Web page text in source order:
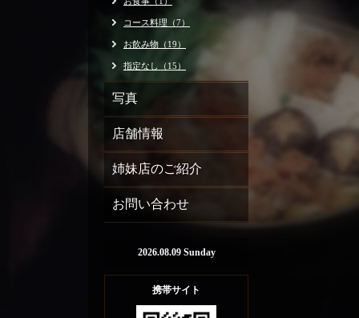
コース料理（7）
お飲み物（19）
指定なし（15）
写真
店舗情報
姉妹店のご紹介
お問い合わせ
2026.08.09 Sunday
携帯サイト